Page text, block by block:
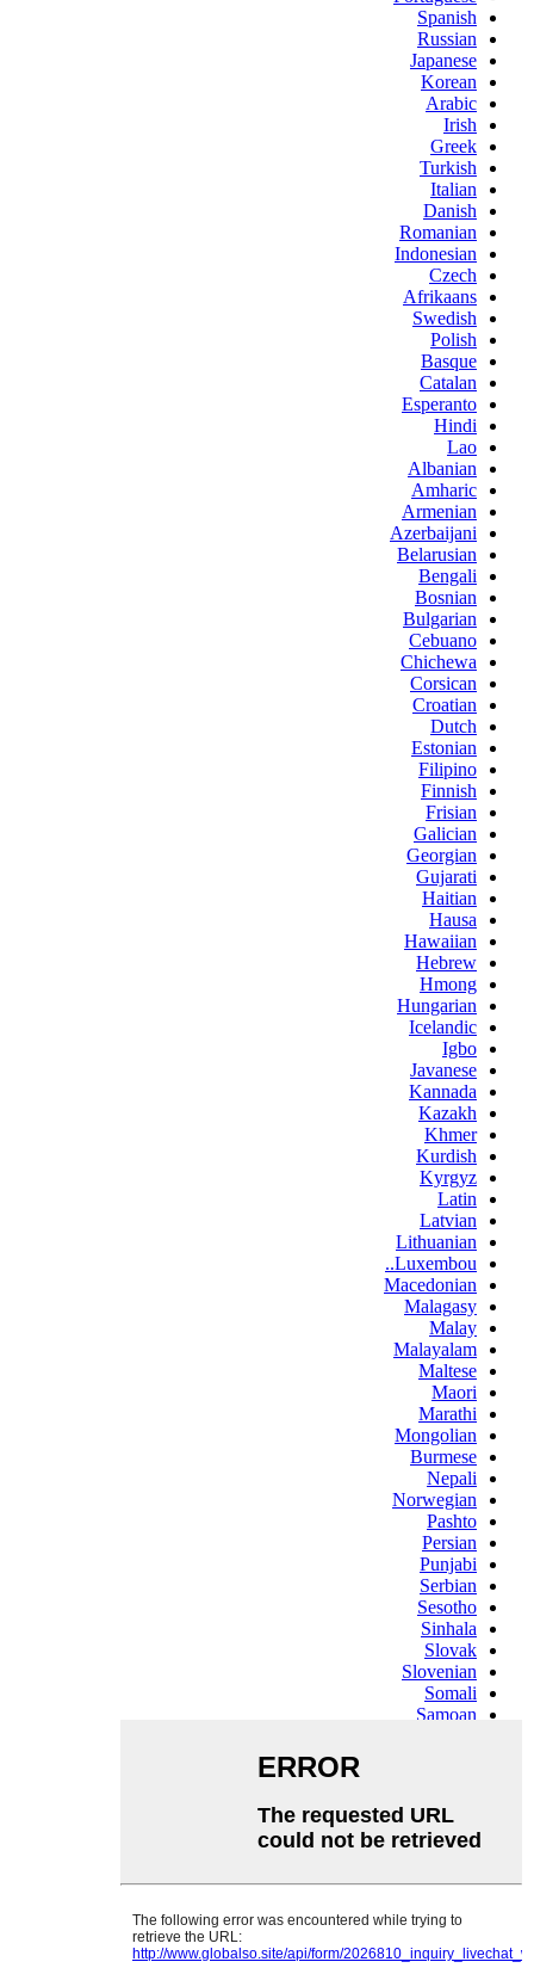
Spanish
Russian
Japanese
Korean
Arabic
Irish
Greek
Turkish
Italian
Danish
Romanian
Indonesian
Czech
Afrikaans
Swedish
Polish
Basque
Catalan
Esperanto
Hindi
Lao
Albanian
Amharic
Armenian
Azerbaijani
Belarusian
Bengali
Bosnian
Bulgarian
Cebuano
Chichewa
Corsican
Croatian
Dutch
Estonian
Filipino
Finnish
Frisian
Galician
Georgian
Gujarati
Haitian
Hausa
Hawaiian
Hebrew
Hmong
Hungarian
Icelandic
Igbo
Javanese
Kannada
Kazakh
Khmer
Kurdish
Kyrgyz
Latin
Latvian
Lithuanian
Luxembou..
Macedonian
Malagasy
Malay
Malayalam
Maltese
Maori
Marathi
Mongolian
Burmese
Nepali
Norwegian
Pashto
Persian
Punjabi
Serbian
Sesotho
Sinhala
Slovak
Slovenian
Somali
Samoan
Swahili
Tajik
Telugu
Ukrainian
Urdu